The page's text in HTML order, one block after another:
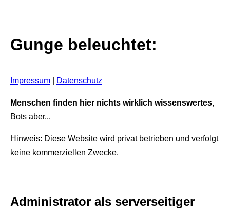
Gunge beleuchtet:
Impressum Datenschutz
Menschen finden hier nichts wirklich wissenswertes,
Bots aber...
Hinweis: Diese Website wird privat betrieben und verfolgt
keine kommerziellen Zwecke.
Administrator als serverseitiger